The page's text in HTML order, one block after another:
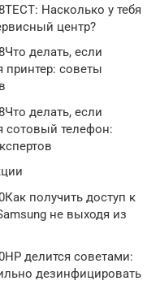
Насколько у тебя
центр?
делать, если
принтер: советы
делать, если
сотовый телефон:
получить доступ к
не выходя из
делится советами:
дезинфицировать